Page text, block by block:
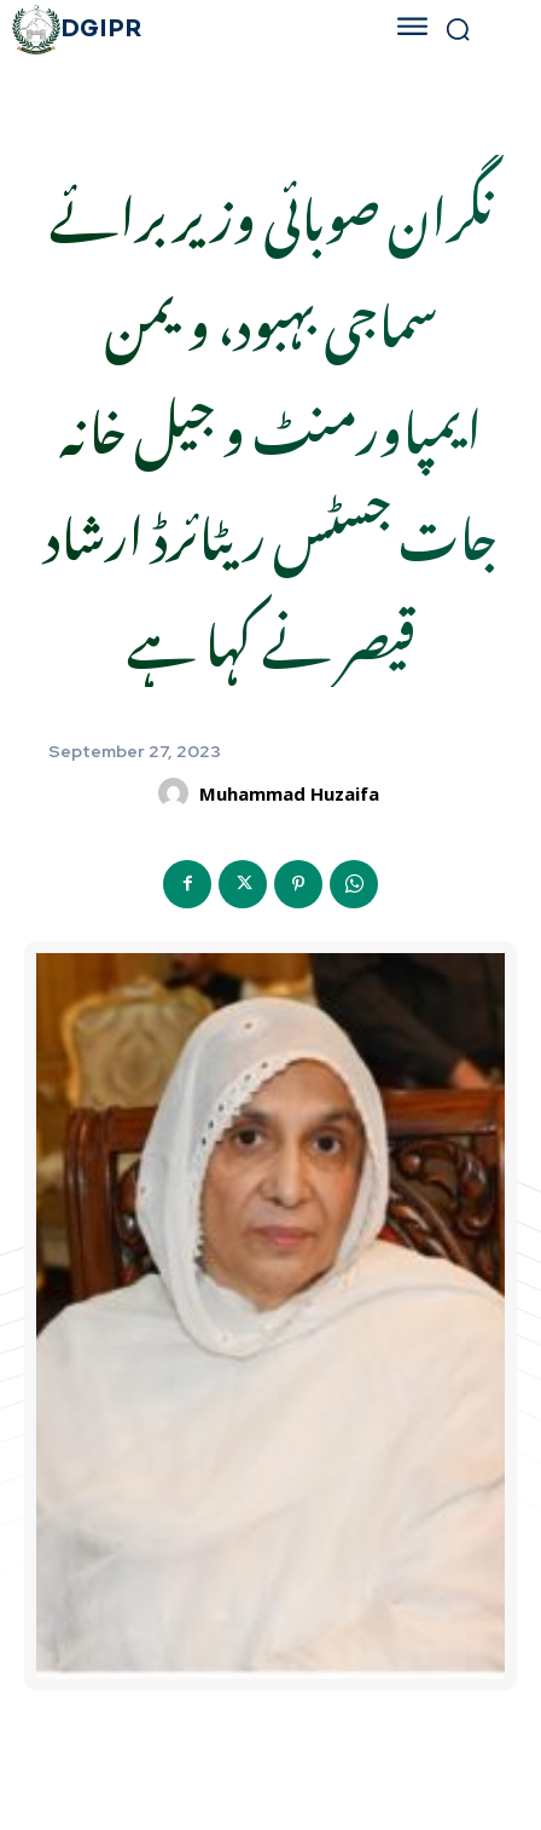
DGIPR
نگران صوبائی وزیر برائے
سماجی بہبود، ویمن
ایمپاورمنٹ و جیل خانہ
جات جسٹس ریٹائرڈ ارشاد
قیصر نے کہا ہے
September 27, 2023
Muhammad Huzaifa